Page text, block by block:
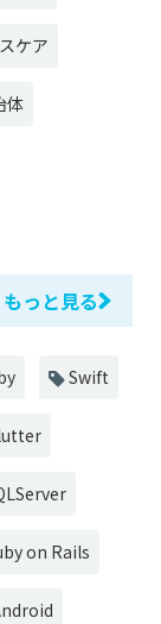
ケア
体
もっと見る
Swift
on Rails